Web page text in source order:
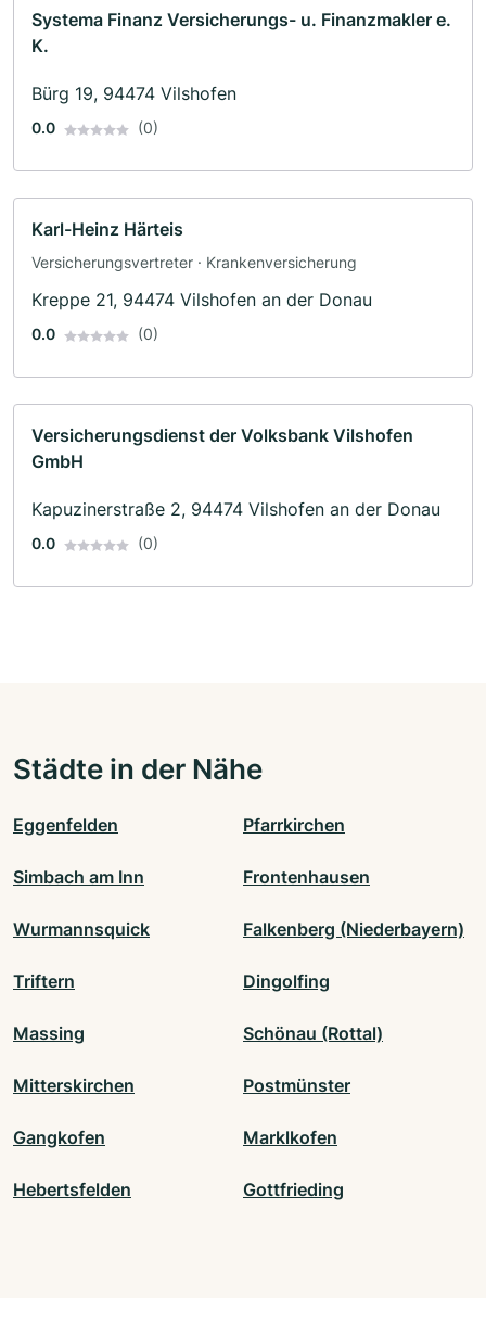
Systema Finanz Versicherungs- u. Finanzmakler e.
K.
Bürg 19, 94474 Vilshofen
0.0 (0)
Karl-Heinz Härteis
Versicherungsvertreter · Krankenversicherung
Kreppe 21, 94474 Vilshofen an der Donau
0.0 (0)
Versicherungsdienst der Volksbank Vilshofen
GmbH
Kapuzinerstraße 2, 94474 Vilshofen an der Donau
0.0 (0)
Städte in der Nähe
Eggenfelden Pfarrkirchen
Simbach am Inn Frontenhausen
Wurmannsquick Falkenberg (Niederbayern)
Triftern Dingolfing
Massing Schönau (Rottal)
Mitterskirchen Postmünster
Gangkofen Marklkofen
Hebertsfelden Gottfrieding